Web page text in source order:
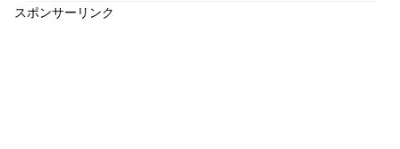
スポンサーリンク